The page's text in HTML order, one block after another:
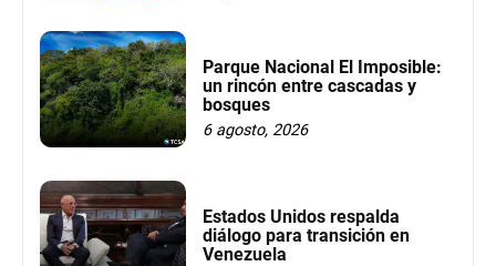
Parque Nacional El Imposible:
un rincón entre cascadas y
bosques
6 agosto, 2026
Estados Unidos respalda
diálogo para transición en
Venezuela